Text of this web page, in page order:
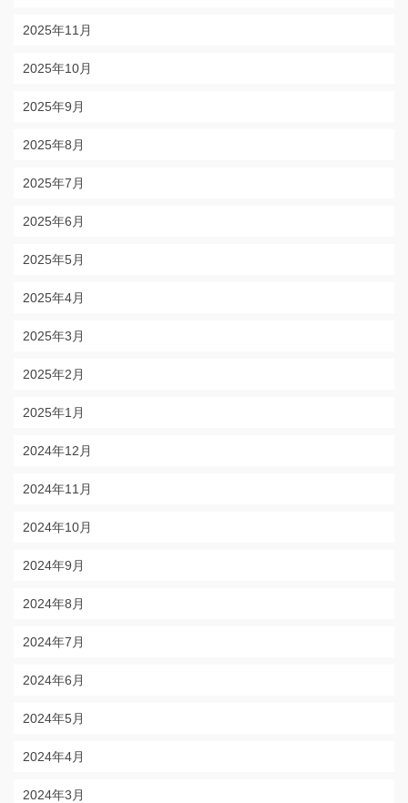
2025年11月
2025年10月
2025年9月
2025年8月
2025年7月
2025年6月
2025年5月
2025年4月
2025年3月
2025年2月
2025年1月
2024年12月
2024年11月
2024年10月
2024年9月
2024年8月
2024年7月
2024年6月
2024年5月
2024年4月
2024年3月